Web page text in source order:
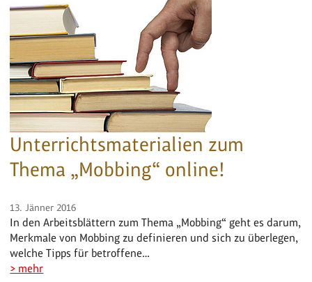
Unterrichtsmaterialien zum
Thema „Mobbing“ online!
13. Jänner 2016
In den Arbeitsblättern zum Thema „Mobbing“ geht es darum,
Merkmale von Mobbing zu definieren und sich zu überlegen,
welche Tipps für betroffene…
> mehr